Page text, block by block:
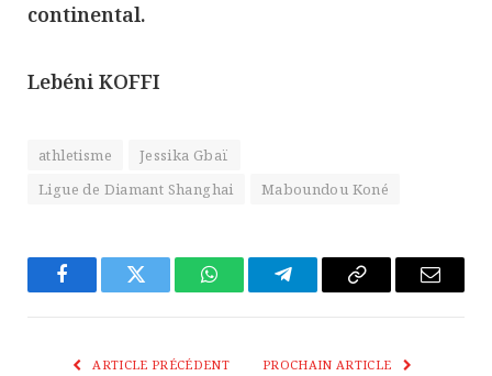
continental.
Lebéni KOFFI
athletisme
Jessika Gbaï
Ligue de Diamant Shanghai
Maboundou Koné
FacebookTwitter WhatsAppTélégrammeCopier
Lien
E-
ARTICLE PRÉCÉDENT PROCHAIN ARTICLE